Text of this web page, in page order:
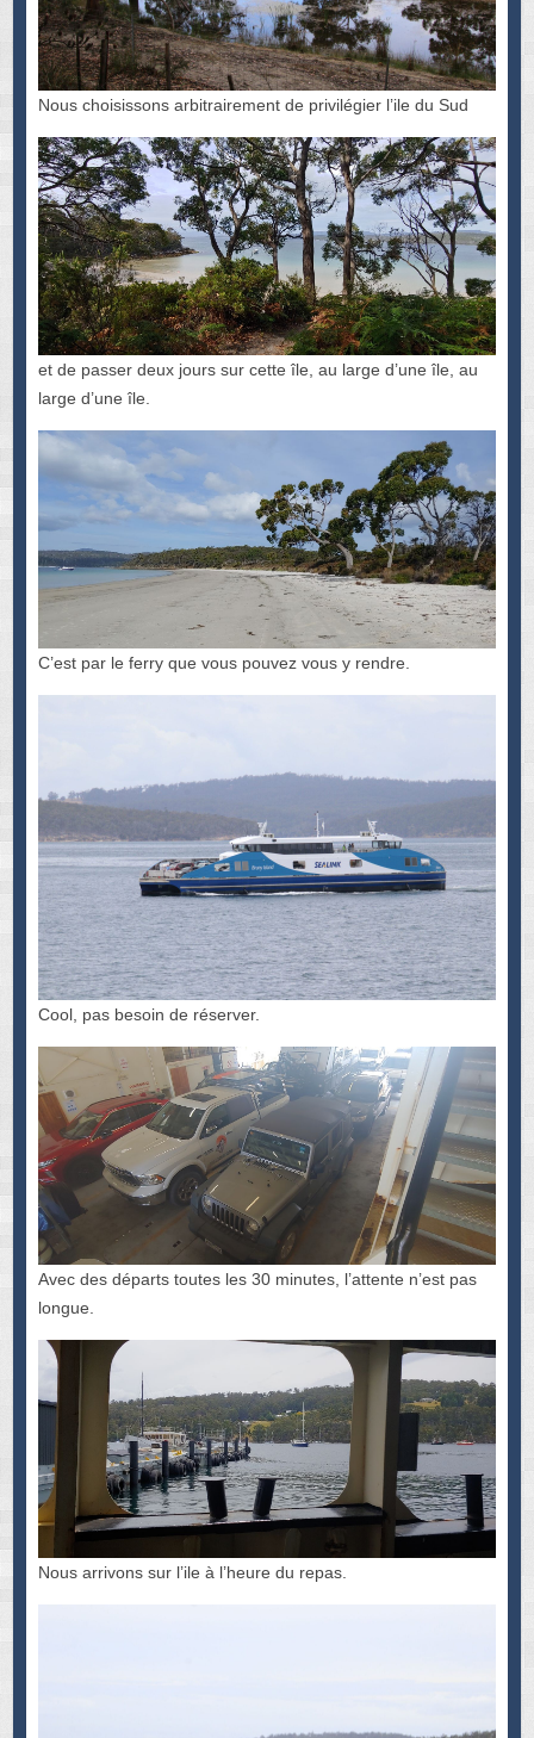
Nous choisissons arbitrairement de privilégier l’ile du Sud
et de passer deux jours sur cette île, au large d’une île, au
large d’une île.
C’est par le ferry que vous pouvez vous y rendre.
Cool, pas besoin de réserver.
Avec des départs toutes les 30 minutes, l’attente n’est pas
longue.
Nous arrivons sur l’ile à l’heure du repas.